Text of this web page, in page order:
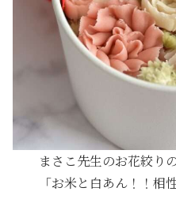
まさこ先生のお花絞り
「お米と白あん！！相